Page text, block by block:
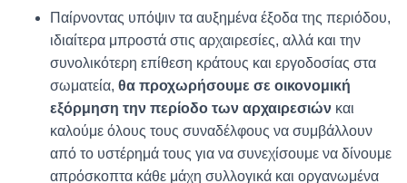
Παίρνοντας υπόψιν τα αυξημένα έξοδα της περιόδου,
ιδιαίτερα μπροστά στις αρχαιρεσίες, αλλά και την
συνολικότερη επίθεση κράτους και εργοδοσίας στα
σωματεία, θα προχωρήσουμε σε οικονομική
εξόρμηση την περίοδο των αρχαιρεσιών και
καλούμε όλους τους συναδέλφους να συμβάλλουν
από το υστέρημά τους για να συνεχίσουμε να δίνουμε
απρόσκοπτα κάθε μάχη συλλογικά και οργανωμένα